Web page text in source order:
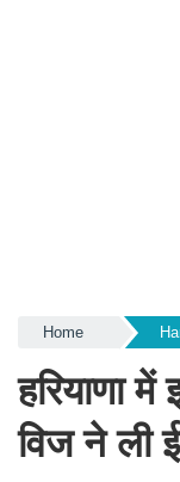
Home
हरियाणा
विज ने ली